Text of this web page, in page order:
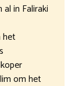
in Faliraki
het
om het